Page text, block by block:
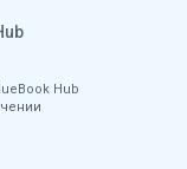
Hub